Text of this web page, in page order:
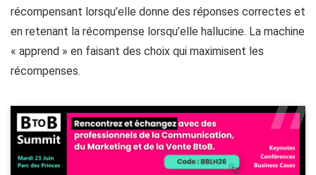
récompensant lorsqu’elle donne des réponses correctes et
en retenant la récompense lorsqu’elle hallucine. La machine
« apprend » en faisant des choix qui maximisent les
récompenses.